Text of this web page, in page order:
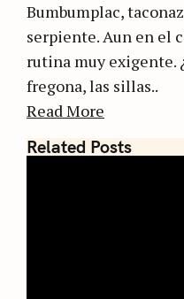
Bumbumplac,
serpiente. Aun en el
rutina muy exigente.
fregona, las sillas..
Read More
Related Posts